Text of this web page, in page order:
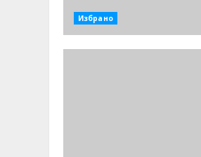
Избрано